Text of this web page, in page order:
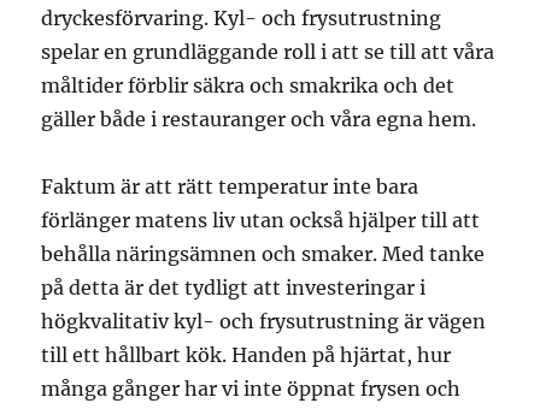
dryckesförvaring. Kyl- och frysutrustning
spelar en grundläggande roll i att se till att våra
måltider förblir säkra och smakrika och det
gäller både i restauranger och våra egna hem.
Faktum är att rätt temperatur inte bara
förlänger matens liv utan också hjälper till att
behålla näringsämnen och smaker. Med tanke
på detta är det tydligt att investeringar i
högkvalitativ kyl- och frysutrustning är vägen
till ett hållbart kök. Handen på hjärtat, hur
många gånger har vi inte öppnat frysen och